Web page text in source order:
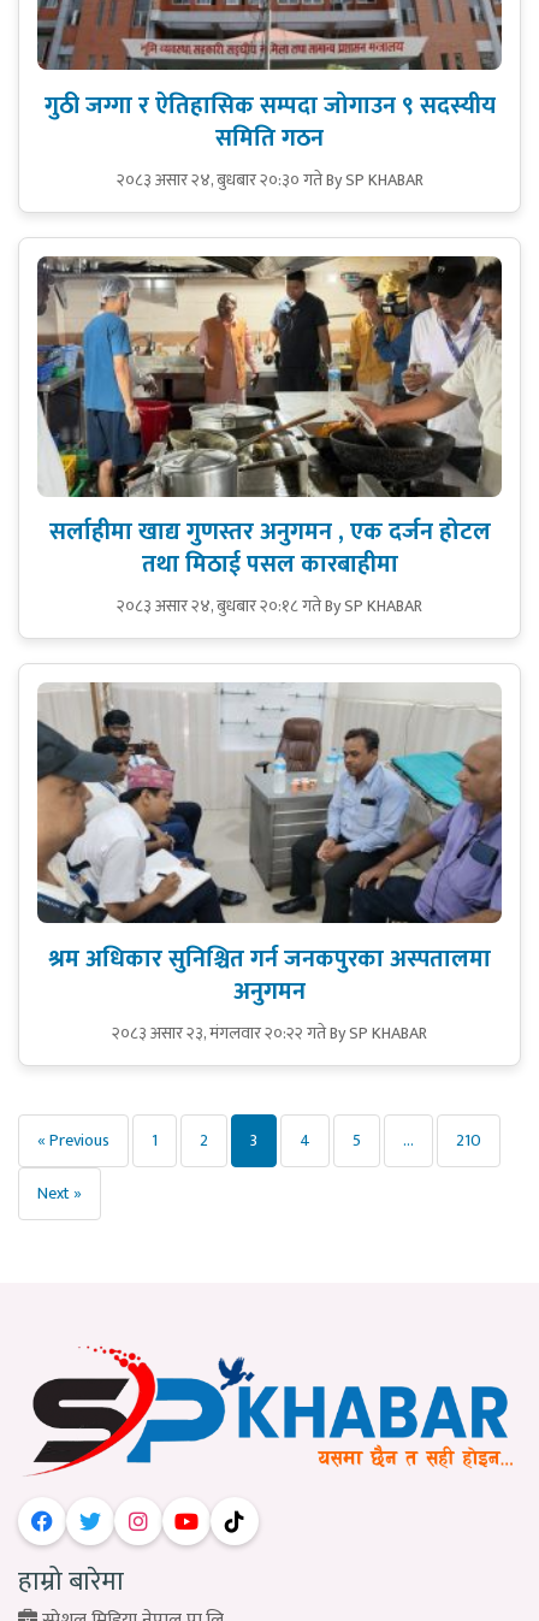
गुठी जग्गा र ऐतिहासिक सम्पदा जोगाउन ९ सदस्यीय
समिति गठन
२०८३ असार २४, बुधबार २०:३० गतेBy SP KHABAR
सर्लाहीमा खाद्य गुणस्तर अनुगमन , एक दर्जन होटल
तथा मिठाई पसल कारबाहीमा
२०८३ असार २४, बुधबार २०:१८ गतेBy SP KHABAR
श्रम अधिकार सुनिश्चित गर्न जनकपुरका अस्पतालमा
अनुगमन
२०८३ असार २३, मंगलवार २०:२२ गतेBy SP KHABAR
Posts
pagination
« Previous 1 2 3 4 5 …
210
Next »
हाम्रो बारेमा